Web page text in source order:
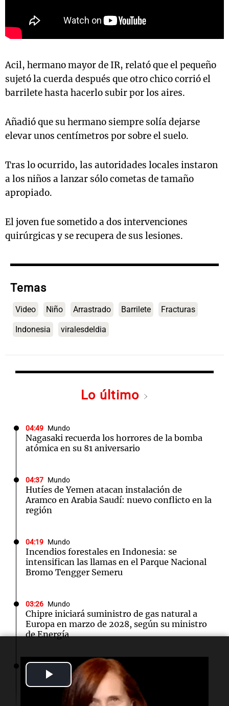
Play
Video
Acil, hermano mayor de IR, relató que el pequeño
sujetó la cuerda después que otro chico corrió el
barrilete hasta hacerlo subir por los aires.
Añadió que su hermano siempre solía dejarse
elevar unos centímetros por sobre el suelo.
Tras lo ocurrido, las autoridades locales instaron
a los niños a lanzar sólo cometas de tamaño
apropiado.
El joven fue sometido a dos intervenciones
quirúrgicas y se recupera de sus lesiones.
Temas
Video Niño Arrastrado Barrilete Fracturas
Indonesia viralesdeldia
Lo último
04:49 Mundo
Nagasaki recuerda los horrores de la bomba
atómica en su 81 aniversario
04:37 Mundo
Hutíes de Yemen atacan instalación de
Aramco en Arabia Saudí: nuevo conflicto en la
región
04:19 Mundo
Incendios forestales en Indonesia: se
intensifican las llamas en el Parque Nacional
Bromo Tengger Semeru
03:26 Mundo
Chipre iniciará suministro de gas natural a
Europa en marzo de 2028, según su ministro
de Energía
02:13 Mundo
Más de 1.300 vuelos cancelados en Shanghái
ante la llegada del tifón Dolphin